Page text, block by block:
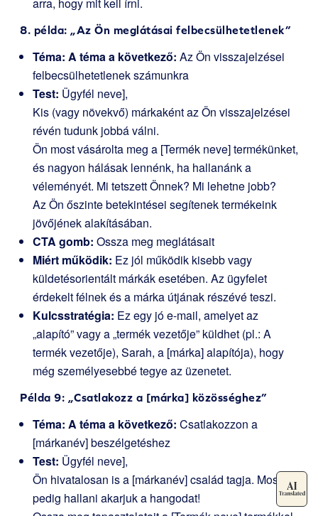
arra, hogy mit kell írni.
8. példa: „Az Ön meglátásai felbecsülhetetlenek”
Téma: A téma a következő: Az Ön visszajelzései
felbecsülhetetlenek számunkra
Test: Ügyfél neve],
Kis (vagy növekvő) márkaként az Ön visszajelzései
révén tudunk jobbá válni.
Ön most vásárolta meg a [Termék neve] termékünket,
és nagyon hálásak lennénk, ha hallanánk a
véleményét. Mi tetszett Önnek? Mi lehetne jobb?
Az Ön őszinte betekintései segítenek termékeink
jövőjének alakításában.
CTA gomb: Ossza meg meglátásait
Miért működik: Ez jól működik kisebb vagy
küldetésorientált márkák esetében. Az ügyfelet
érdekelt félnek és a márka útjának részévé teszi.
Kulcsstratégia: Ez egy jó e-mail, amelyet az
„alapító” vagy a „termék vezetője” küldhet (pl.: A
termék vezetője), Sarah, a [márka] alapítója), hogy
még személyesebbé tegye az üzenetet.
Példa 9: „Csatlakozz a [márka] közösséghez”
Téma: A téma a következő: Csatlakozzon a
[márkanév] beszélgetéshez
Test: Ügyfél neve],
Ön hivatalosan is a [márkanév] család tagja. Most
pedig hallani akarjuk a hangodat!